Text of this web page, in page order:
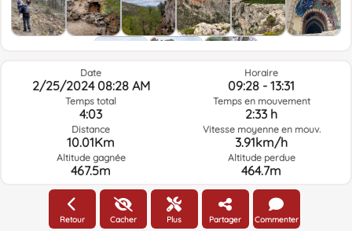
Date
2/25/2024 08:28 AM
Temps total
4:03
Distance
10.01Km
Altitude gagnée
467.5m
Horaire
09:28 - 13:31
Temps en mouvement
2:33 h
Vitesse moyenne en mouv.
3.91km/h
Altitude perdue
464.7m
Météo du jour de la route à l'heure sélectionnée
Retour Cacher Plus Partager Commenter